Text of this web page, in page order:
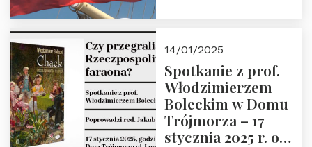
14/01/2025
Spotkanie z prof.
Włodzimierzem
Boleckim w Domu
Trójmorza – 17
stycznia 2025 r. o